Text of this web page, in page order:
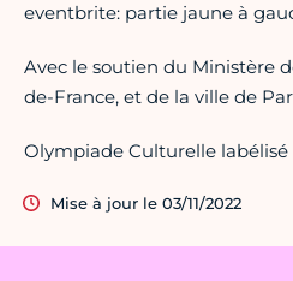
eventbrite: partie jaune à
Avec le soutien du Ministère
de-France, et de la ville de
Olympiade Culturelle labélisé
Mise à jour le 03/11/2022